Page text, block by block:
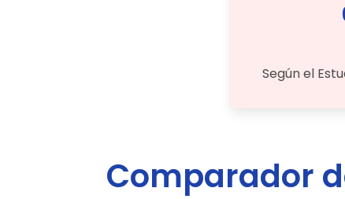
Según el
Comparador